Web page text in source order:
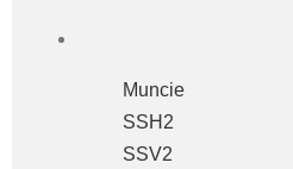
Muncie
SSH2
SSV2